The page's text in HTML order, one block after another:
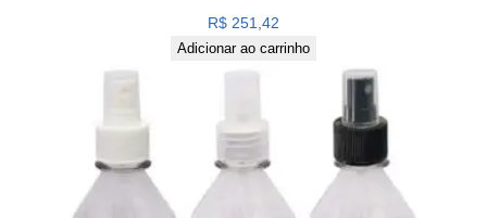
R$ 251,42
Adicionar ao carrinho